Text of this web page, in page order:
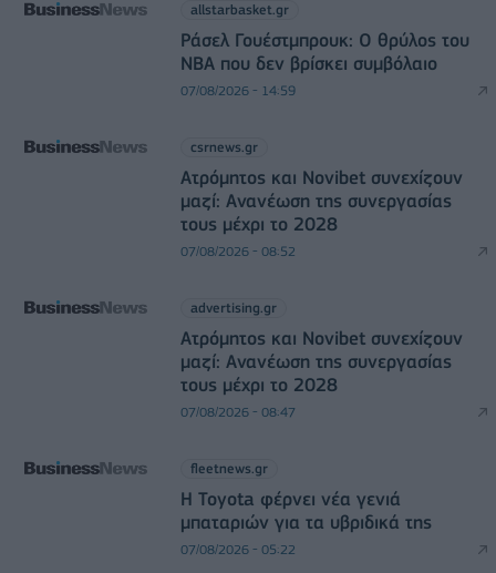
allstarbasket.gr
Ράσελ Γουέστμπρουκ: Ο θρύλος του
NBA που δεν βρίσκει συμβόλαιο
07/08/2026 - 14:59
csrnews.gr
Ατρόμητος και Novibet συνεχίζουν
μαζί: Ανανέωση της συνεργασίας
τους μέχρι το 2028
07/08/2026 - 08:52
advertising.gr
Ατρόμητος και Novibet συνεχίζουν
μαζί: Ανανέωση της συνεργασίας
τους μέχρι το 2028
07/08/2026 - 08:47
fleetnews.gr
Η Toyota φέρνει νέα γενιά
μπαταριών για τα υβριδικά της
07/08/2026 - 05:22